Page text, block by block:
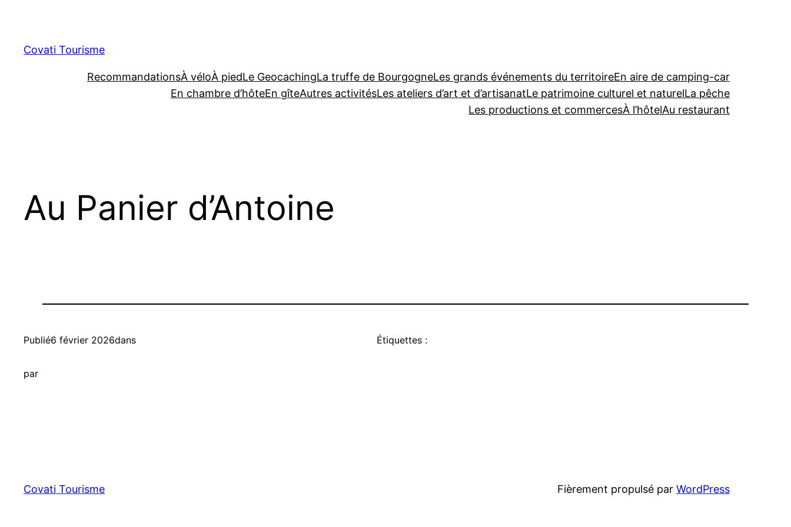
contenu
Covati Tourisme
RecommandationsÀ véloÀ piedLe GeocachingLa truffe de BourgogneLes grands événements du territoireEn aire de camping-car
En chambre d’hôteEn gîteAutres activitésLes ateliers d’art et d’artisanatLe patrimoine culturel et naturelLa pêche
Les productions et commercesÀ l’hôtelAu restaurant
Au Panier d’Antoine
Publié6 février 2026dans
par
Étiquettes :
Covati Tourisme Fièrement propulsé par WordPress